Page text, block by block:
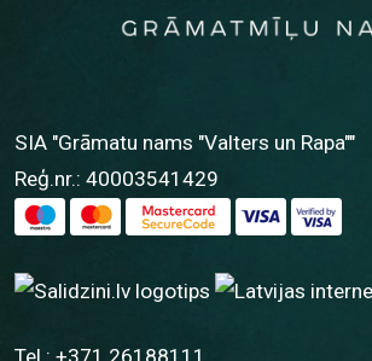
SIA "Grāmatu nams "Valters un Rapa""
Reģ.nr.: 40003541429
Tel.: +371 26188111